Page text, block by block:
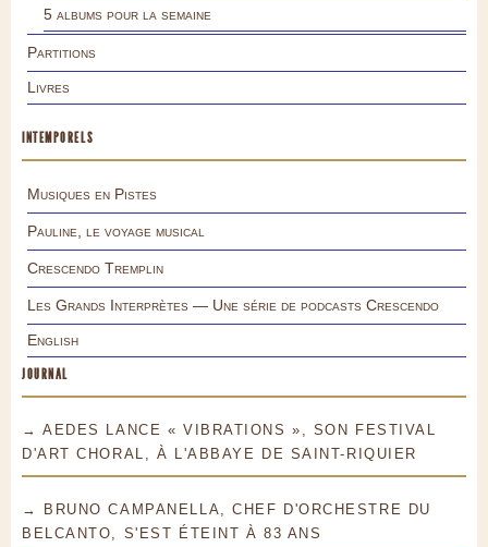
5 albums pour la semaine
Partitions
Livres
INTEMPORELS
Musiques en Pistes
Pauline, le voyage musical
Crescendo Tremplin
Les Grands Interprètes — Une série de podcasts Crescendo
English
JOURNAL
→ AEDES LANCE « VIBRATIONS », SON FESTIVAL
D'ART CHORAL, À L'ABBAYE DE SAINT-RIQUIER
→ BRUNO CAMPANELLA, CHEF D'ORCHESTRE DU
BELCANTO, S'EST ÉTEINT À 83 ANS